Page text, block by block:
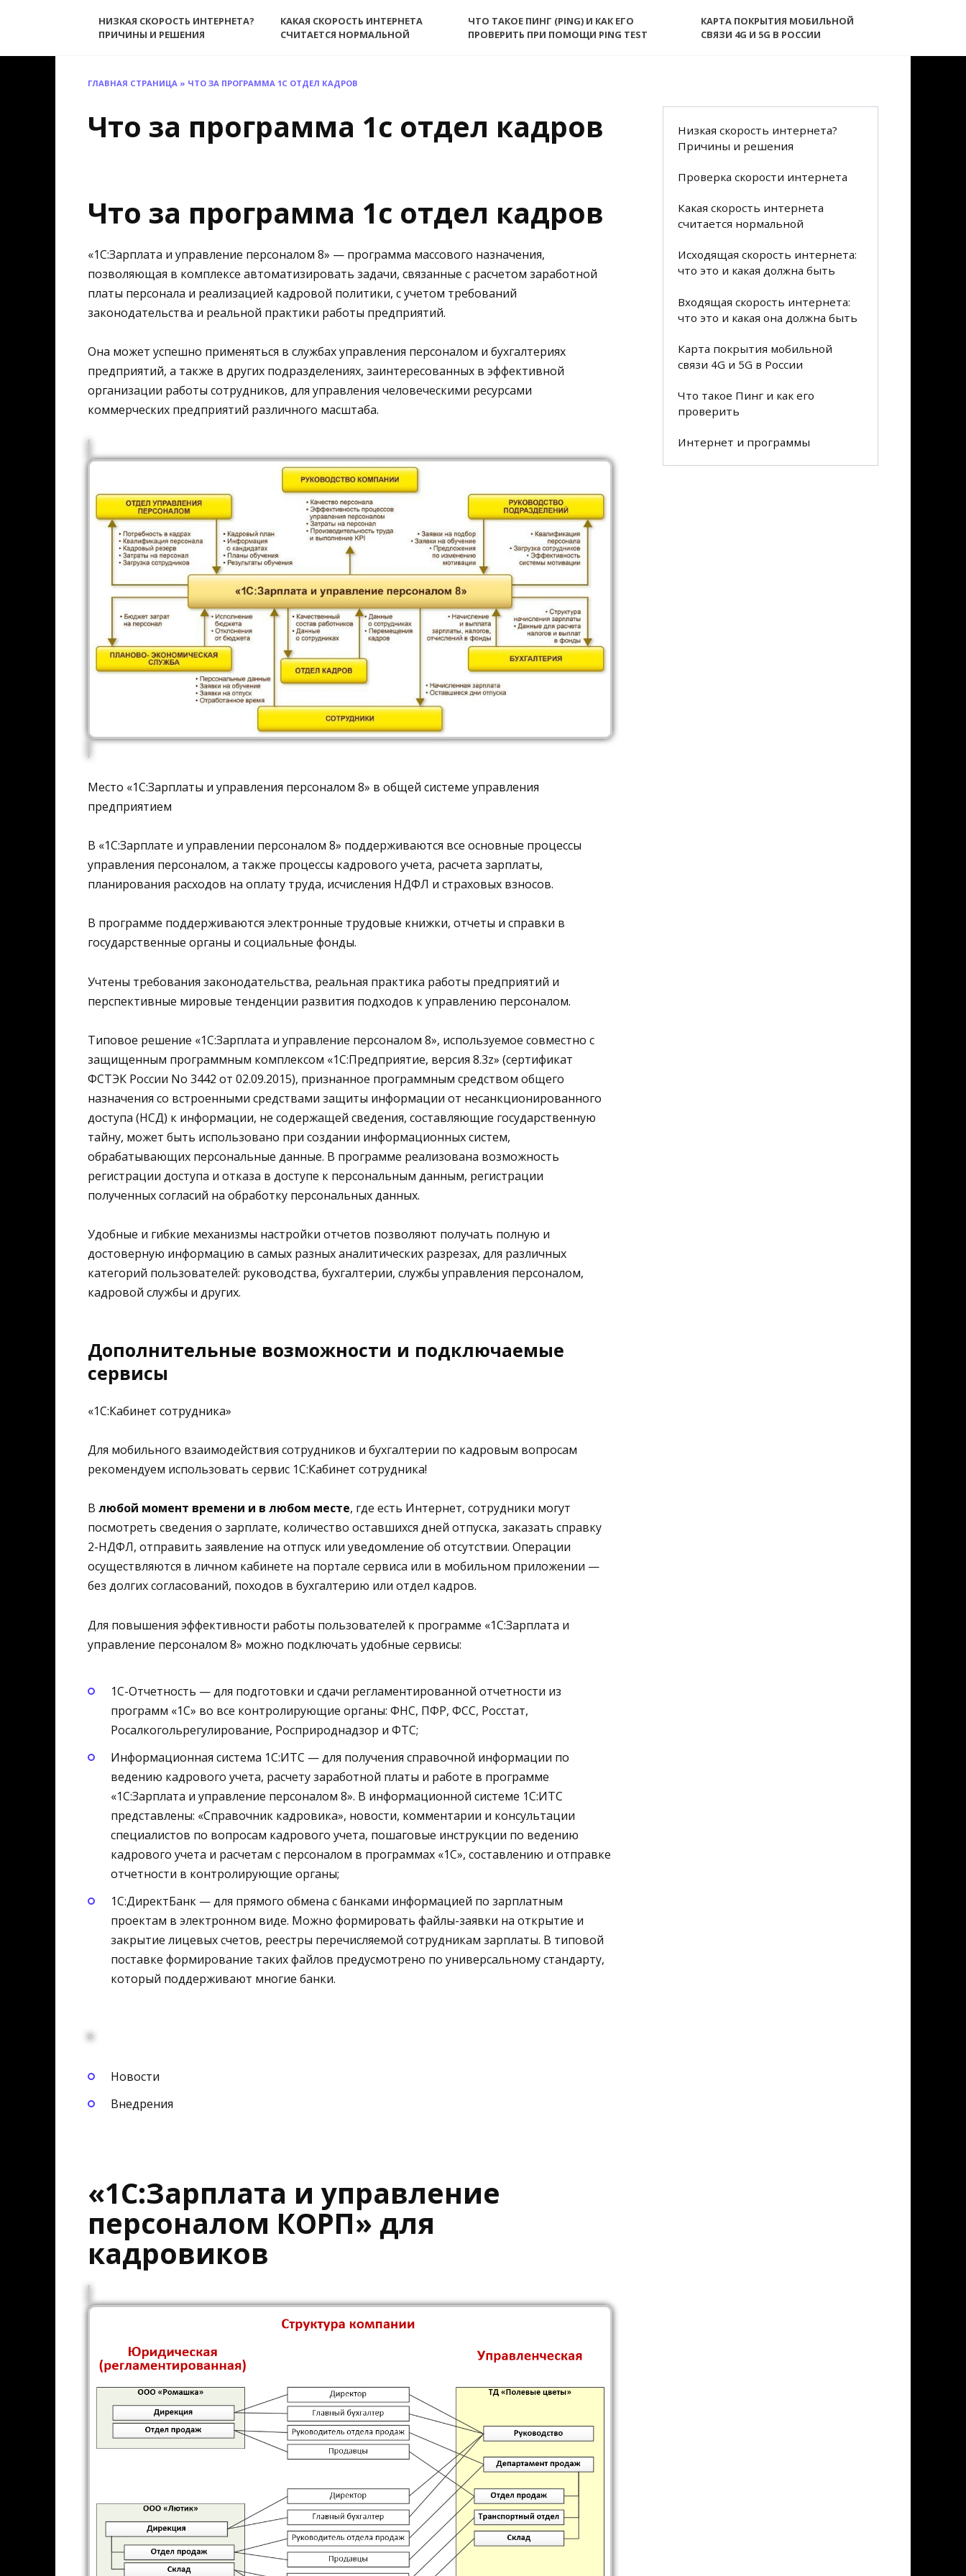
НИЗКАЯ СКОРОСТЬ ИНТЕРНЕТА?
ПРИЧИНЫ И РЕШЕНИЯ
КАКАЯ СКОРОСТЬ ИНТЕРНЕТА
СЧИТАЕТСЯ НОРМАЛЬНОЙ
ЧТО ТАКОЕ ПИНГ (PING) И КАК ЕГО
ПРОВЕРИТЬ ПРИ ПОМОЩИ PING TEST
КАРТА ПОКРЫТИЯ МОБИЛЬНОЙ
СВЯЗИ 4G И 5G В РОССИИ
ГЛАВНАЯ СТРАНИЦА » ЧТО ЗА ПРОГРАММА 1С ОТДЕЛ КАДРОВ
Что за программа 1с отдел кадров
Что за программа 1с отдел кадров
«1С:Зарплата и управление персоналом 8» — программа массового назначения,
позволяющая в комплексе автоматизировать задачи, связанные с расчетом заработной
платы персонала и реализацией кадровой политики, с учетом требований
законодательства и реальной практики работы предприятий.
Она может успешно применяться в службах управления персоналом и бухгалтериях
предприятий, а также в других подразделениях, заинтересованных в эффективной
организации работы сотрудников, для управления человеческими ресурсами
коммерческих предприятий различного масштаба.
Место «1С:Зарплаты и управления персоналом 8» в общей системе управления
предприятием
В «1С:Зарплате и управлении персоналом 8» поддерживаются все основные процессы
управления персоналом, а также процессы кадрового учета, расчета зарплаты,
планирования расходов на оплату труда, исчисления НДФЛ и страховых взносов.
В программе поддерживаются электронные трудовые книжки, отчеты и справки в
государственные органы и социальные фонды.
Учтены требования законодательства, реальная практика работы предприятий и
перспективные мировые тенденции развития подходов к управлению персоналом.
Типовое решение «1С:Зарплата и управление персоналом 8», используемое совместно с
защищенным программным комплексом «1С:Предприятие, версия 8.3z» (сертификат
ФСТЭК России No 3442 от 02.09.2015), признанное программным средством общего
назначения со встроенными средствами защиты информации от несанкционированного
доступа (НСД) к информации, не содержащей сведения, составляющие государственную
тайну, может быть использовано при создании информационных систем,
обрабатывающих персональные данные. В программе реализована возможность
регистрации доступа и отказа в доступе к персональным данным, регистрации
полученных согласий на обработку персональных данных.
Удобные и гибкие механизмы настройки отчетов позволяют получать полную и
достоверную информацию в самых разных аналитических разрезах, для различных
категорий пользователей: руководства, бухгалтерии, службы управления персоналом,
кадровой службы и других.
Дополнительные возможности и подключаемые
сервисы
«1С:Кабинет сотрудника»
Для мобильного взаимодействия сотрудников и бухгалтерии по кадровым вопросам
рекомендуем использовать сервис 1С:Кабинет сотрудника!
В любой момент времени и в любом месте, где есть Интернет, сотрудники могут
посмотреть сведения о зарплате, количество оставшихся дней отпуска, заказать справку
2-НДФЛ, отправить заявление на отпуск или уведомление об отсутствии. Операции
осуществляются в личном кабинете на портале сервиса или в мобильном приложении —
без долгих согласований, походов в бухгалтерию или отдел кадров.
Для повышения эффективности работы пользователей к программе «1С:Зарплата и
управление персоналом 8» можно подключать удобные сервисы:
1С-Отчетность — для подготовки и сдачи регламентированной отчетности из
программ «1С» во все контролирующие органы: ФНС, ПФР, ФСС, Росстат,
Росалкогольрегулирование, Росприроднадзор и ФТС;
Информационная система 1С:ИТС — для получения справочной информации по
ведению кадрового учета, расчету заработной платы и работе в программе
«1С:Зарплата и управление персоналом 8». В информационной системе 1С:ИТС
представлены: «Справочник кадровика», новости, комментарии и консультации
специалистов по вопросам кадрового учета, пошаговые инструкции по ведению
кадрового учета и расчетам с персоналом в программах «1С», составлению и отправке
отчетности в контролирующие органы;
1С:ДиректБанк — для прямого обмена с банками информацией по зарплатным
проектам в электронном виде. Можно формировать файлы-заявки на открытие и
закрытие лицевых счетов, реестры перечисляемой сотрудникам зарплаты. В типовой
поставке формирование таких файлов предусмотрено по универсальному стандарту,
который поддерживают многие банки.
Новости
Внедрения
«1С:Зарплата и управление
персоналом КОРП» для
кадровиков
Низкая скорость интернета?
Причины и решения
Проверка скорости интернета
Какая скорость интернета
считается нормальной
Исходящая скорость интернета:
что это и какая должна быть
Входящая скорость интернета:
что это и какая она должна быть
Карта покрытия мобильной
связи 4G и 5G в России
Что такое Пинг и как его
проверить
Интернет и программы